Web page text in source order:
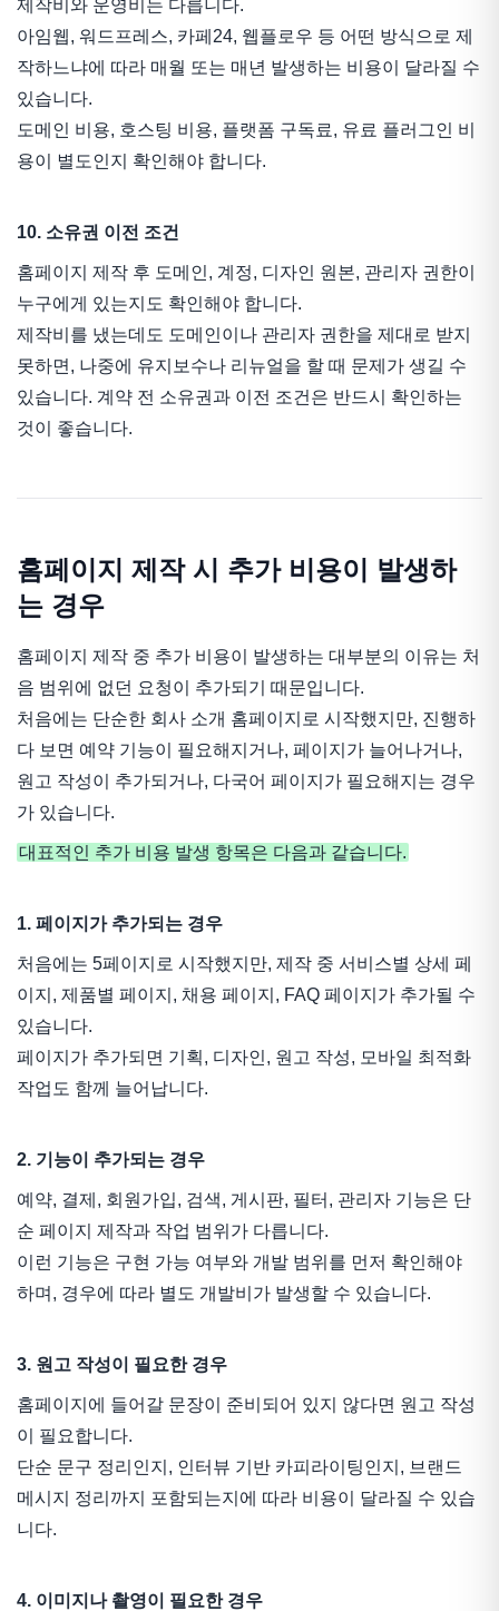
제작비와 운영비는 다릅니다.
아임웹, 워드프레스, 카페24, 웹플로우 등 어떤 방식으로 제
작하느냐에 따라 매월 또는 매년 발생하는 비용이 달라질 수
있습니다.
도메인 비용, 호스팅 비용, 플랫폼 구독료, 유료 플러그인 비
용이 별도인지 확인해야 합니다.
10. 소유권 이전 조건
홈페이지 제작 후 도메인, 계정, 디자인 원본, 관리자 권한이
누구에게 있는지도 확인해야 합니다.
제작비를 냈는데도 도메인이나 관리자 권한을 제대로 받지
못하면, 나중에 유지보수나 리뉴얼을 할 때 문제가 생길 수
있습니다. 계약 전 소유권과 이전 조건은 반드시 확인하는
것이 좋습니다.
홈페이지 제작 시 추가 비용이 발생하
는 경우
홈페이지 제작 중 추가 비용이 발생하는 대부분의 이유는 처
음 범위에 없던 요청이 추가되기 때문입니다.
처음에는 단순한 회사 소개 홈페이지로 시작했지만, 진행하
다 보면 예약 기능이 필요해지거나, 페이지가 늘어나거나,
원고 작성이 추가되거나, 다국어 페이지가 필요해지는 경우
가 있습니다.
대표적인 추가 비용 발생 항목은 다음과 같습니다.
1. 페이지가 추가되는 경우
처음에는 5페이지로 시작했지만, 제작 중 서비스별 상세 페
이지, 제품별 페이지, 채용 페이지, FAQ 페이지가 추가될 수
있습니다.
페이지가 추가되면 기획, 디자인, 원고 작성, 모바일 최적화
작업도 함께 늘어납니다.
2. 기능이 추가되는 경우
예약, 결제, 회원가입, 검색, 게시판, 필터, 관리자 기능은 단
순 페이지 제작과 작업 범위가 다릅니다.
이런 기능은 구현 가능 여부와 개발 범위를 먼저 확인해야
하며, 경우에 따라 별도 개발비가 발생할 수 있습니다.
3. 원고 작성이 필요한 경우
홈페이지에 들어갈 문장이 준비되어 있지 않다면 원고 작성
이 필요합니다.
단순 문구 정리인지, 인터뷰 기반 카피라이팅인지, 브랜드
메시지 정리까지 포함되는지에 따라 비용이 달라질 수 있습
니다.
4. 이미지나 촬영이 필요한 경우